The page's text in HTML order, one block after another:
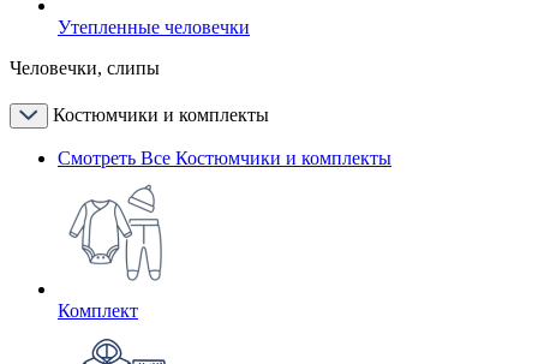
Утепленные человечки
Человечки, слипы
Костюмчики и комплекты
Смотреть Все Костюмчики и комплекты
Комплект